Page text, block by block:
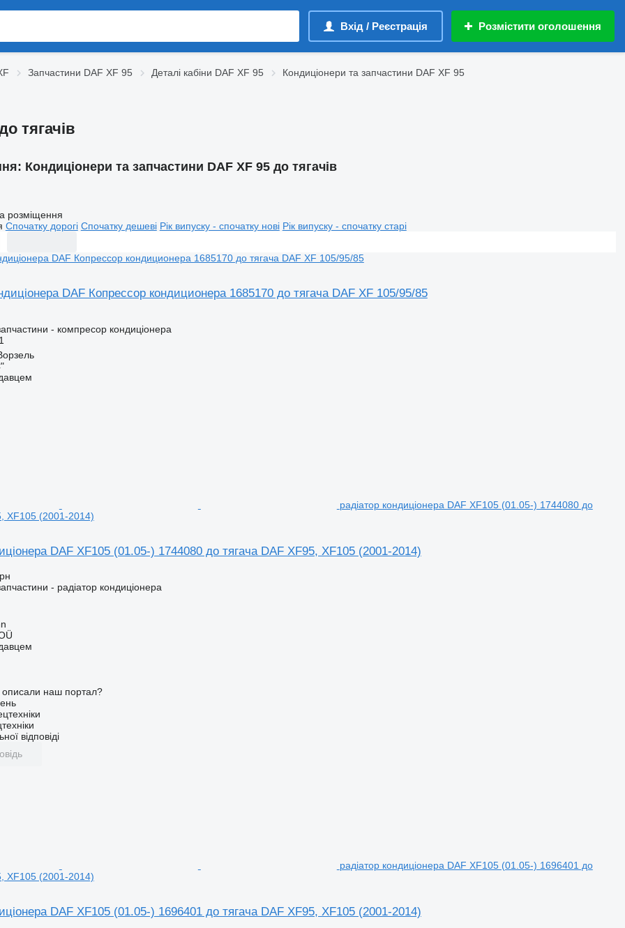
Вхід / Реєстрація Розмістити оголошення
Запчастини DAF XF 95 Деталі кабіни DAF XF 95
Кондиціонери та запчастини DAF XF 95
тягачів
Кондиціонери та запчастини DAF XF 95 до тягачів
розміщення
Спочатку дорогі Спочатку дешеві Рік випуску - спочатку нові Рік випуску - спочатку старі
DAF Копрессор кондиционера 1685170 до тягача DAF XF 105/95/85
- компресор кондиціонера
радіатор кондиціонера DAF XF105 (01.05-) 1744080 до
XF105 (2001-2014)
DAF XF105 (01.05-) 1744080 до тягача DAF XF95, XF105 (2001-2014)
- радіатор кондиціонера
описали наш портал?
відповіді
радіатор кондиціонера DAF XF105 (01.05-) 1696401 до
XF105 (2001-2014)
DAF XF105 (01.05-) 1696401 до тягача DAF XF95, XF105 (2001-2014)